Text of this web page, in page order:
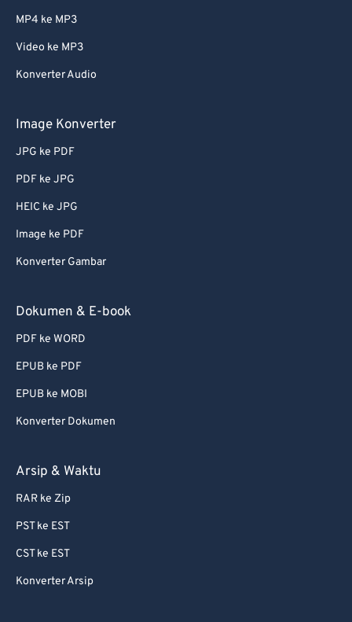
MP4 ke MP3
Video ke MP3
Konverter Audio
Image Konverter
JPG ke PDF
PDF ke JPG
HEIC ke JPG
Image ke PDF
Konverter Gambar
Dokumen & E-book
PDF ke WORD
EPUB ke PDF
EPUB ke MOBI
Konverter Dokumen
Arsip & Waktu
RAR ke Zip
PST ke EST
CST ke EST
Konverter Arsip